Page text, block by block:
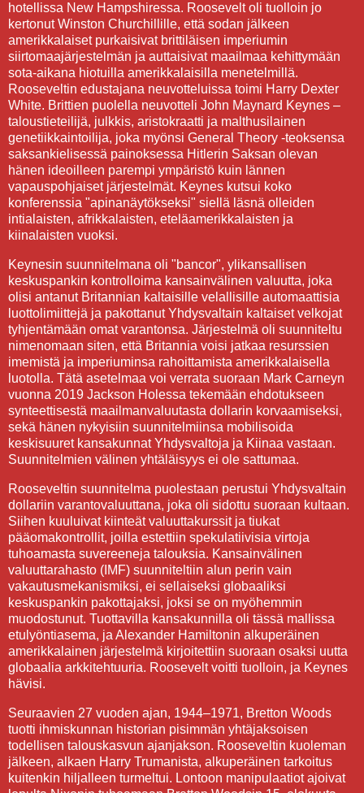
hotellissa New Hampshiressa. Roosevelt oli tuolloin jo
kertonut Winston Churchillille, että sodan jälkeen
amerikkalaiset purkaisivat brittiläisen imperiumin
siirtomaajärjestelmän ja auttaisivat maailmaa kehittymään
sota-aikana hiotuilla amerikkalaisilla menetelmillä.
Rooseveltin edustajana neuvotteluissa toimi Harry Dexter
White. Brittien puolella neuvotteli John Maynard Keynes –
taloustieteilijä, julkkis, aristokraatti ja malthusilainen
genetiikkaintoilija, joka myönsi General Theory -teoksensa
saksankielisessä painoksessa Hitlerin Saksan olevan
hänen ideoilleen parempi ympäristö kuin lännen
vapauspohjaiset järjestelmät. Keynes kutsui koko
konferenssia "apinanäytökseksi" siellä läsnä olleiden
intialaisten, afrikkalaisten, eteläamerikkalaisten ja
kiinalaisten vuoksi.
Keynesin suunnitelmana oli "bancor", ylikansallisen
keskuspankin kontrolloima kansainvälinen valuutta, joka
olisi antanut Britannian kaltaisille velallisille automaattisia
luottolimiittejä ja pakottanut Yhdysvaltain kaltaiset velkojat
tyhjentämään omat varantonsa. Järjestelmä oli suunniteltu
nimenomaan siten, että Britannia voisi jatkaa resurssien
imemistä ja imperiuminsa rahoittamista amerikkalaisella
luotolla. Tätä asetelmaa voi verrata suoraan Mark Carneyn
vuonna 2019 Jackson Holessa tekemään ehdotukseen
synteettisestä maailmanvaluutasta dollarin korvaamiseksi,
sekä hänen nykyisiin suunnitelmiinsa mobilisoida
keskisuuret kansakunnat Yhdysvaltoja ja Kiinaa vastaan.
Suunnitelmien välinen yhtäläisyys ei ole sattumaa.
Rooseveltin suunnitelma puolestaan perustui Yhdysvaltain
dollariin varantovaluuttana, joka oli sidottu suoraan kultaan.
Siihen kuuluivat kiinteät valuuttakurssit ja tiukat
pääomakontrollit, joilla estettiin spekulatiivisia virtoja
tuhoamasta suvereeneja talouksia. Kansainvälinen
valuuttarahasto (IMF) suunniteltiin alun perin vain
vakautusmekanismiksi, ei sellaiseksi globaaliksi
keskuspankin pakottajaksi, joksi se on myöhemmin
muodostunut. Tuottavilla kansakunnilla oli tässä mallissa
etulyöntiasema, ja Alexander Hamiltonin alkuperäinen
amerikkalainen järjestelmä kirjoitettiin suoraan osaksi uutta
globaalia arkkitehtuuria. Roosevelt voitti tuolloin, ja Keynes
hävisi.
Seuraavien 27 vuoden ajan, 1944–1971, Bretton Woods
tuotti ihmiskunnan historian pisimmän yhtäjaksoisen
todellisen talouskasvun ajanjakson. Rooseveltin kuoleman
jälkeen, alkaen Harry Trumanista, alkuperäinen tarkoitus
kuitenkin hiljalleen turmeltui. Lontoon manipulaatiot ajoivat